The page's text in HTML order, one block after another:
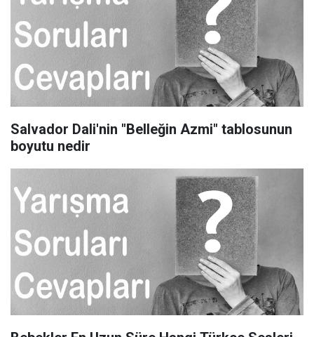
Salvador Dali'nin "Belleğin Azmi" tablosunun
boyutu nedir